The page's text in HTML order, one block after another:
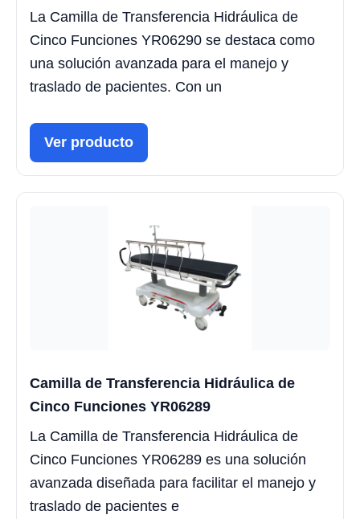
La Camilla de Transferencia Hidráulica de
Cinco Funciones YR06290 se destaca como
una solución avanzada para el manejo y
traslado de pacientes. Con un
Ver producto
Camilla de Transferencia Hidráulica de
Cinco Funciones YR06289
La Camilla de Transferencia Hidráulica de
Cinco Funciones YR06289 es una solución
avanzada diseñada para facilitar el manejo y
traslado de pacientes e